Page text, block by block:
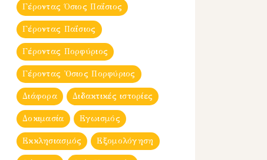
Γέροντας Όσιος Παΐσιος
Γέροντας Παΐσιος
Γέροντας Πορφύριος
Γέροντας Ὀσιος Πορφύριος
Διάφορα Διδακτικές ιστορίες
Δοκιμασία Εγωισμός
Εκκλησιασμός Εξομολόγηση